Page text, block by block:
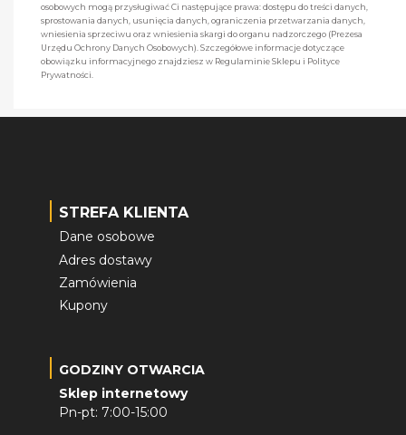
osobowych mogą przysługiwać Ci następujące prawa: dostępu do treści danych,
sprostowania danych, usunięcia danych, ograniczenia przetwarzania danych,
wniesienia sprzeciwu oraz wniesienia skargi do organu nadzorczego (Prezesa
Urzędu Ochrony Danych Osobowych). Szczegółowe informacje dotyczące
obowiązku informacyjnego znajdziesz w Regulaminie Sklepu i Polityce
Prywatności.
STREFA KLIENTA
Dane osobowe
Adres dostawy
Zamówienia
Kupony
GODZINY OTWARCIA
Sklep internetowy
Pn-pt: 7:00-15:00